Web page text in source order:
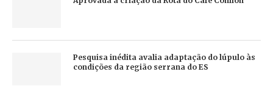
Pesquisa inédita avalia adaptação do lúpulo às
condições da região serrana do ES